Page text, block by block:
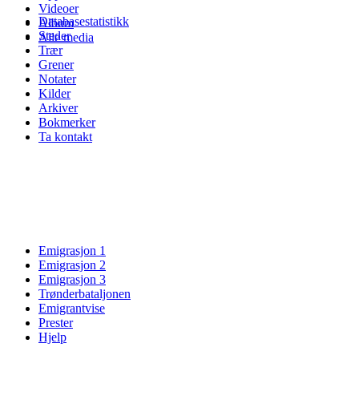
Videoer
Album
Alle media
Databasestatistikk
Steder
Trær
Grener
Notater
Kilder
Arkiver
Bokmerker
Ta kontakt
Emigrasjon 1
Emigrasjon 2
Emigrasjon 3
Trønderbataljonen
Emigrantvise
Prester
Hjelp